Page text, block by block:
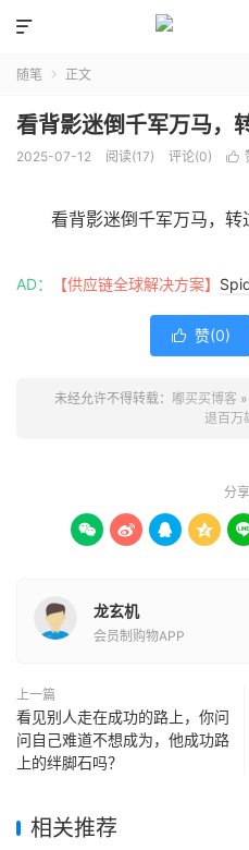

随笔  正文
看背影迷倒千军万马，
2025-07-12 阅读(17) 评论(0) 
看背影迷倒千军万马，转
AD： 【供应链全球解决方案】
 赞(0)
未经允许不得转载： 嘟买买博客 »
退百万
分
   
龙玄机
会员制购物APP
上一篇
看见别人走在成功的路上，你问
问自己难道不想成为，他成功路
上的绊脚石吗？
相关推荐